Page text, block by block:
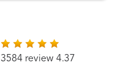
3584 review 4.37